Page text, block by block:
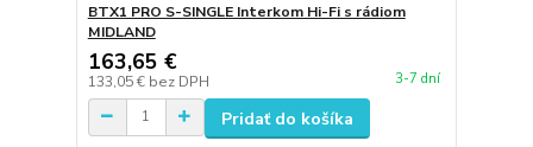
BTX1 PRO S-SINGLE Interkom Hi-Fi s rádiom
MIDLAND
163,65 €
133,05 € bez DPH 3-7 dní
Pridať do košíka